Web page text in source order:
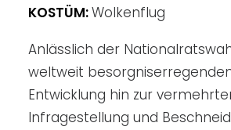
KOSTÜM:Wolkenflug
Anlässlich der
weltweit
Entwicklung hin zur
Infragestellung und